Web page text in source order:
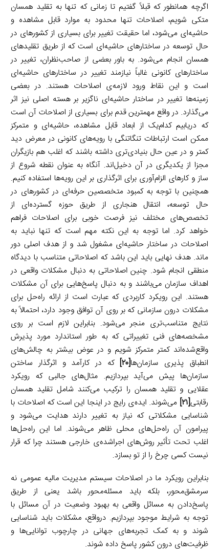
اگرچه همانطور که قبلاً گفتیم تا زمانی که تنها به تقلید همسان
متکی شویم، اصلاحات تنها محدود به موارد قابل مشاهده و
حاشیه‌ای می‌شود، اما حقیقت تغییر برای بسیاری از کشورهای در
حال توسعه در ساختارهای حاشیه‌ای است که از طریق تقلیدهای
همسان انجام می‌شود. به باور بعضی از صاحب‌نظران، تغییر در
ساختارهای کانونی غالباً نیازمند تغییر در ساختارهای حاشیه‌ای
است و این نقاط ورود لازمه‌ی اصلاحات هستند. در بعضی
زمینه‌ها تغییر در ساختار حاشیه‌ای ناگزیر بر هسته اصلی نیز اثر
می‌گذارد. در واقع مهمترین قدم برای بسیاری از اصلاحات آن است
که دریابیم کدام‌یک از ابعاد قابل مشاهده، حاشیه‌ای و متمرکز
ممکن است ارتباطات تنگاتنگی با رویه‌های کانونی در معرض دید
کمتر و در عین حال بنیادی‌تری داشته باشند که اغلب هم بازیگران
مجزا از یکدیگری در آن دخیل‌اند. آنگاه به عنوان نقطه شروع از
ساز و کارهای الزام‌آوری برای اثرگذاری بر این رویه‌ها استفاده کنیم.
همچنین با توجه به کمبود متخصصین حرفه‌ای در کشورهای در
حال توسعه، انتقال هنجاری از طریق حوزه گسترده‌ای از
تخصص‌های مختلف نیز فرصت خوبی برای اصلاحات فراهم
خواهد کرد. اما توجه به این نکته مهم است که تنها نباید به
اصلاحات در ساختار حاشیه‌ای مشغول شد و از هدف اصلی دور
ماند. هدف نهایی باید این باشد که اصلاحاتی متناسب با دیدگاه
منطقی انجام شود. چنین اصلاحاتی به دنبال مشکلات واقعی در
اهداف سازمان می‌باشند و به دنبال پاسخ‌هایی برای آن مشکلات
هستند. این رویکرد کاربردی که عبارت است از ارائه راه‌حل برای
مشکلات درون سازمانی که بر روی آن توافق وجود دارد، احتمالاً به
نتایج متناسب‌تری منجر می‌شود. بنابراین لازم است بر روی
مشخصه‌های فنی تغییراتی که به طور استاندارد مورد پذیرش
واقع‌شده‌اند کمتر متمرکز شویم و در عوض بیشتر به چالش‌های
انطباق پذیری سازمان‌ها[۲۰]
که در کارآمد و اثرگذار ساختن
سازمان‌ها پیش می‌آید بپردازیم. مثال‌های جالبی که رویکرد
عقلایی و تقلید همسان را ترکیب می‌کنند شامل تقلید همسان
رقابتی[۲۱]
می‌شوند. ایده‌ی رایج در اینجا این است که اصلاحات با
شناسایی مشکلاتی که نیاز به تغییر دارند هدایت می‌شود و
پیرامون آن راه‌حل‌های محلی ظاهر می‌شوند. اما این راه‌حل‌ها
اغلب تحت تأثیر روش‌های اجراشده‌ی خارجی هستند چرا که قرار
نیست کسی چرخ را از تو بسازد.
بنابراین رویکرد ما در اصلاحات سیستم مدیریت مالیه عمومی نه
سرمشق‌محور، بلکه باید مسئله‌محور باشد یعنی از طریق
پاسخ‌دادن به مسائل واقعی به بهبود وضعیت در آن مسائل با
توجه به شرایط موجود بپردازیم. درواقع، مشکلات باید شناسایی
شوند و به کمک تجربه‌های جهانی در چارچوب توانایی‌ها و
ظرفیت‌های درون کشور پاسخ داده شوند.